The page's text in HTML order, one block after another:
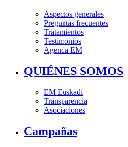
Aspectos generales
Preguntas frecuentes
Tratamientos
Testimonios
Agenda EM
QUIÉNES SOMOS
EM Euskadi
Transparencia
Asociaciones
Campañas